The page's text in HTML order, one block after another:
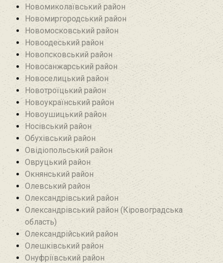
Новомиколаївський район‎
Новомиргородський район
Новомосковський район
Новоодеський район‎
Новопсковський район‎
Новосанжарський район
Новоселицький район
Новотроїцький район
Новоукраїнський район
Новоушицький район
Носівський район
Обухівський район
Овідіопольський район‎
Овруцький район‎
Окнянський район
Олевський район‎
Олександрівський район
Олександрівський район (Кіровоградська
область)
Олександрійський район
Олешківський район
Онуфріївський район‎